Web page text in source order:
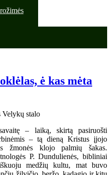
ė kas mėta
– laiką, skirtą pasiruošti
– tą dieną Kristus įjojo
žmonės klojo palmių šakas.
P. Dundulienės, bibliniai
medžių kultu, mat buvo